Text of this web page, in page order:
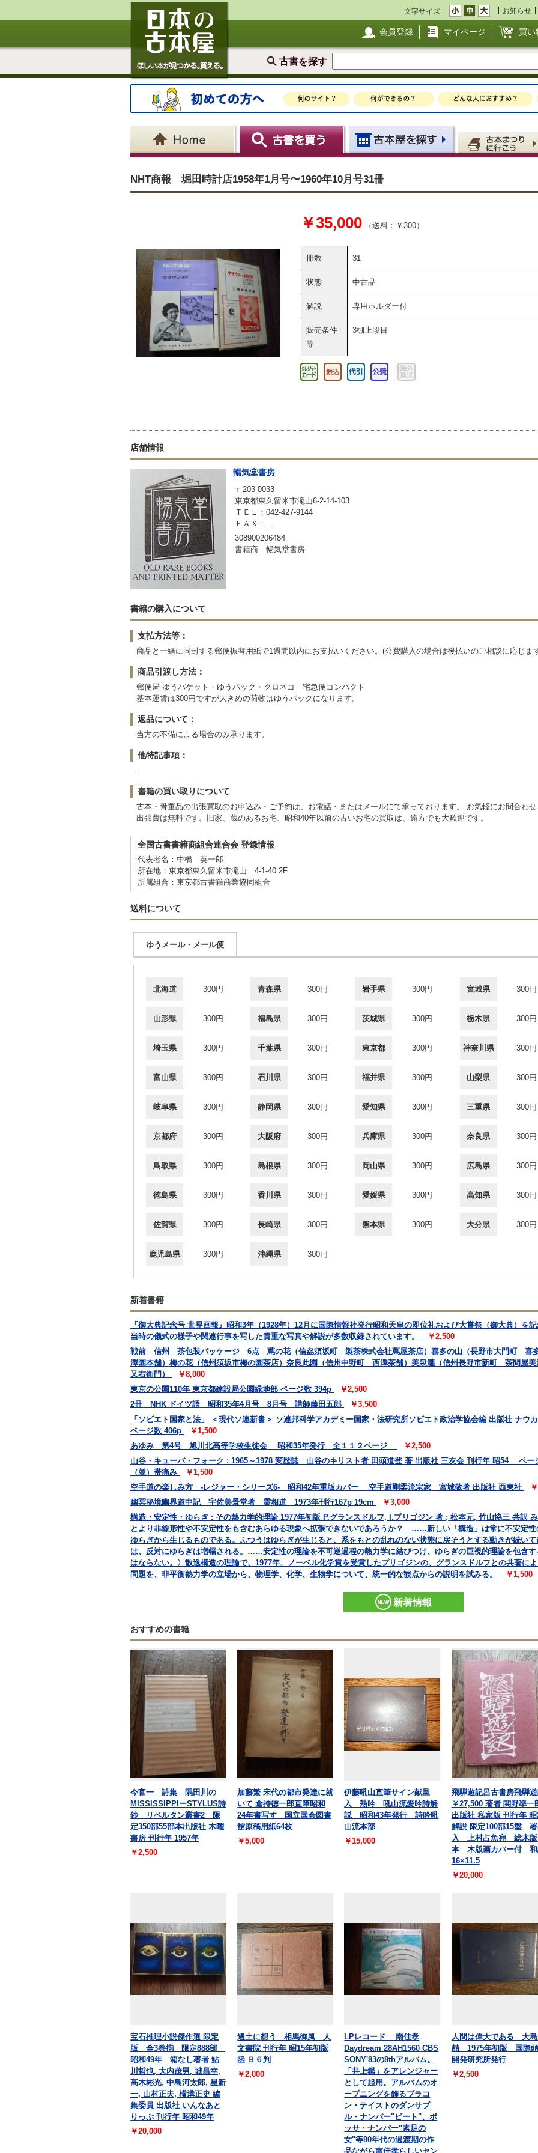
文字サイズ お知らせ
会員登録 マイページ 買い
古書を探す
NHT商報 堀田時計店1958年1月号〜1960年10月号31冊
￥35,000 （送料：￥300）
冊数 31
状態 中古品
解説 専用ホルダー付
販売条件
等
3棚上段目
店舗情報
暢気堂書房
〒203-0033
東京都東久留米市滝山6-2-14-103
ＴＥＬ：042-427-9144
ＦＡＸ：--
308900206484
書籍商 暢気堂書房
書籍の購入について
支払方法等：
商品と一緒に同封する郵便振替用紙で1週間以内にお支払いください。(公費購入の場合は後払いのご相談に応じま
商品引渡し方法：
郵便局 ゆうパケット・ゆうパック・クロネコ 宅急便コンパクト
基本運賃は300円ですが大きめの荷物はゆうパックになります。
返品について：
当方の不備による場合のみ承ります。
他特記事項：
-
書籍の買い取りについて
古本・骨董品の出張買取のお申込み・ご予約は、お電話・またはメールにて承っております。 お気軽にお問合わせ
出張費は無料です。旧家、蔵のあるお宅、昭和40年以前の古いお宅の買取は、遠方でも大歓迎です。
全国古書書籍商組合連合会 登録情報
代表者名：中橋 英一郎
所在地：東京都東久留米市滝山 4-1-40 2F
所属組合：東京都古書籍商業協同組合
送料について
ゆうメール・メール便
北海道 300円 青森県 300円 岩手県 300円 宮城県 300円
山形県 300円 福島県 300円 茨城県 300円 栃木県 300円
埼玉県 300円 千葉県 300円 東京都 300円 神奈川県 300円
富山県 300円 石川県 300円 福井県 300円 山梨県 300円
岐阜県 300円 静岡県 300円 愛知県 300円 三重県 300円
京都府 300円 大阪府 300円 兵庫県 300円 奈良県 300円
鳥取県 300円 島根県 300円 岡山県 300円 広島県 300円
徳島県 300円 香川県 300円 愛媛県 300円 高知県 300円
佐賀県 300円 長崎県 300円 熊本県 300円 大分県 300円
鹿児島県 300円 沖縄県 300円
新着書籍
『御大典記念号 世界画報』昭和3年（1928年）12月に国際情報社発行昭和天皇の即位礼および大嘗祭（御大典）を
当時の儀式の様子や関連行事を写した貴重な写真や解説が多数収録されています。
￥2,500
戦前 信州 茶包装パッケージ 6点 蔦の花（信劦須坂町 製茶株式会社蔦屋茶店）喜多の山（長野市大門町 喜
澤園本舗）梅の花（信州須坂市梅の園茶店）奈良此園（信州中野町 西澤茶舗）美泉瀧（信州長野市新町 茶間屋
又右衛門）
￥8,000
東京の公園110年 東京都建設局公園緑地部 ページ数 394p
￥2,500
2冊 NHK ドイツ語 昭和35年4月号 8月号 講師藤田五郎
￥3,500
「ソビエト国家と法」 ＜現代ソ連新書＞ ソ連邦科学アカデミー国家・法研究所ソビエト政治学協会編 出版社 ナウ
ページ数 406p
￥1,500
あゆみ 第4号 旭川北高等学校生徒会 昭和35年発行 全１１２ページ
￥2,500
山谷・キューバ・フォーク : 1965～1978 変歴誌 山谷のキリスト者 田頭道登 著 出版社 三友会 刊行年 昭54 ペー
（並）帯痛み
￥1,500
空手道の楽しみ方 -レジャー・シリーズ6- 昭和42年重版カバー 空手道剛柔流宗家 宮城敬著 出版社 西東社
幽冥秘境幽界道中記 宇佐美景堂著 霊相道 1973年刊行167p 19cm
￥3,000
構造・安定性・ゆらぎ : その熱力学的理論 1977年初版 P.グランスドルフ, I.プリゴジン 著 ; 松本元, 竹山協三 共訳
とより非線形性や不安定性をも含むあらゆる現象へ拡張できないであろうか？ ……新しい「構造」は常に不安定性
ゆらぎから生じるものである。ふつうはゆらぎが生じると、系をもとの乱れのない状態に戻そうとする動きが続い
は、反対にゆらぎは増幅される。……安定性の理論を不可逆過程の熱力学に結びつけ、ゆらぎの巨視的理論を包含
はならない。〉散逸構造の理論で、1977年、ノーベル化学賞を受賞したプリゴジンの、グランスドルフとの共著に
問題を、非平衡熱力学の立場から、物理学、化学、生物学について、統一的な観点からの説明を試みる。
￥1,500
新着情報
おすすめの書籍
今官一 詩集 隅田川の
MISSISSIPPIーSTYLUS詩
鈔 リベルタン叢書2 限
定350部55部本出版社 木曜
書房 刊行年 1957年
￥2,500
加藤繁 宋代の都市発達に就
いて 倉持徳一郎直筆昭和
24年書写す 国立国会図書
館原稿用紙64枚
￥5,000
伊藤吼山直筆サイン献呈
入 熱吟 吼山流愛吟詩解
説 昭和43年発行 詩吟吼
山流本部
￥15,000
飛騨遊記呂古書房飛騨
￥27,500 著者 関野凖一
出版社 私家版 刊行年 昭
解説 限定100部15盤 署
入 上村占魚宛 総木版
本 木版画カバー付 和
16×11.5
￥20,000
宝石推理小説傑作選 限定
版 全3巻揃 限定888部
昭和49年 箱なし著者 鮎
川哲也, 大内茂男, 城昌幸,
高木彬光, 中島河太郎, 星新
一, 山村正夫, 横溝正史 編
集委員 出版社 いんなあと
りっぷ 刊行年 昭和49年
￥20,000
邊土に想う 相馬御風 人
文書院 刊行年 昭15年初版
函 Ｂ６判
￥2,000
LPレコード 南佳孝
Daydream 28AH1560 CBS
SONY'83の8thアルバム。
「井上鑑」をアレンジャー
として起用。アルバムのオ
ープニングを飾るブラコ
ン・テイストのダンサブ
ル・ナンバー"ビート"、ボ
ッサ・ナンバー"素足の
女"等80年代の過渡期の作
品ながら南佳孝らしいセン
人間は偉大である 大
喆 1975年初版 国際
開発研究所発行
￥2,500